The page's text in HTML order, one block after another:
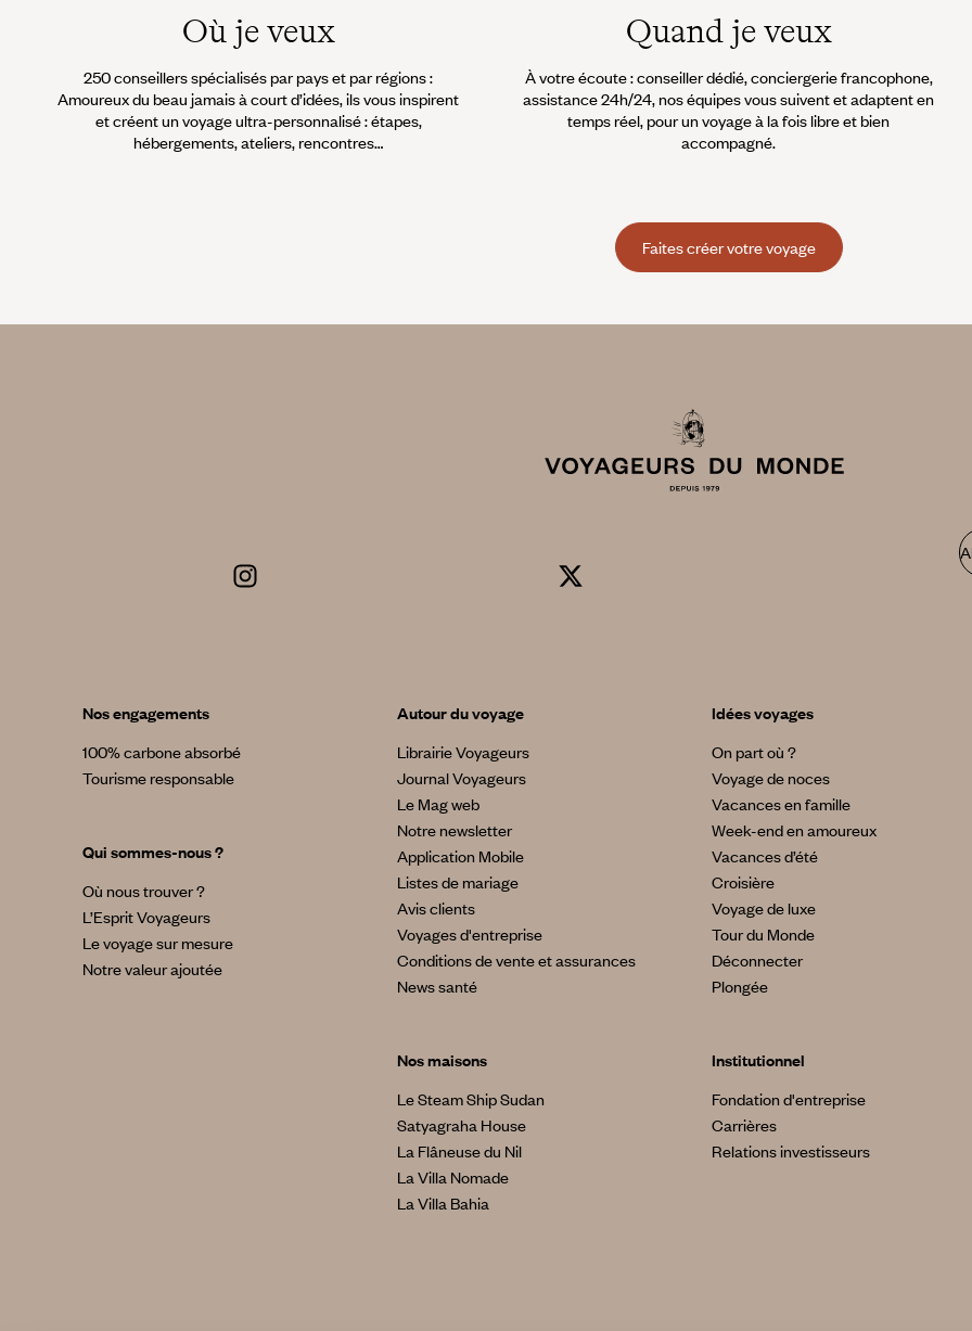
Où je veux
250 conseillers spécialisés par pays et par régions :
Amoureux du beau jamais à court d’idées, ils vous inspirent
et créent un voyage ultra-personnalisé : étapes,
hébergements, ateliers, rencontres…
Quand je veux
À votre écoute : conseiller dédié, conciergerie francophone,
assistance 24h/24, nos équipes vous suivent et adaptent en
temps réel, pour un voyage à la fois libre et bien
accompagné.
Faites créer votre voyage
Nos engagements
100% carbone absorbé
Tourisme responsable
Qui sommes-nous ?
Où nous trouver ?
L’Esprit Voyageurs
Le voyage sur mesure
Notre valeur ajoutée
Autour du voyage
Librairie Voyageurs
Journal Voyageurs
Le Mag web
Notre newsletter
Application Mobile
Listes de mariage
Avis clients
Voyages d'entreprise
Conditions de vente et assurances
News santé
Nos maisons
Le Steam Ship Sudan
Satyagraha House
La Flâneuse du Nil
La Villa Nomade
La Villa Bahia
Idées voyages
On part où ?
Voyage de noces
Vacances en famille
Week-end en amoureux
Vacances d’été
Croisière
Voyage de luxe
Tour du Monde
Déconnecter
Plongée
Institutionnel
Fondation d'entreprise
Carrières
Relations investisseurs